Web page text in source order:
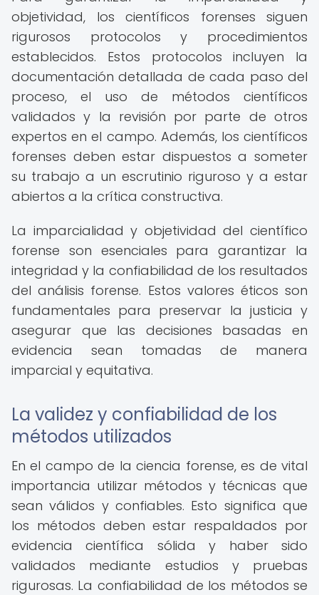
objetividad, los científicos forenses siguen
rigurosos protocolos y procedimientos
establecidos. Estos protocolos incluyen la
documentación detallada de cada paso del
proceso, el uso de métodos científicos
validados y la revisión por parte de otros
expertos en el campo. Además, los científicos
forenses deben estar dispuestos a someter
su trabajo a un escrutinio riguroso y a estar
abiertos a la crítica constructiva.
La imparcialidad y objetividad del científico
forense son esenciales para garantizar la
integridad y la confiabilidad de los resultados
del análisis forense. Estos valores éticos son
fundamentales para preservar la justicia y
asegurar que las decisiones basadas en
evidencia sean tomadas de manera
imparcial y equitativa.
La validez y confiabilidad de los
métodos utilizados
En el campo de la ciencia forense, es de vital
importancia utilizar métodos y técnicas que
sean válidos y confiables. Esto significa que
los métodos deben estar respaldados por
evidencia científica sólida y haber sido
validados mediante estudios y pruebas
rigurosas. La confiabilidad de los métodos se